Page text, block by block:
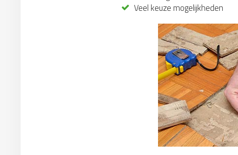
Veel keuze mogelijkheden